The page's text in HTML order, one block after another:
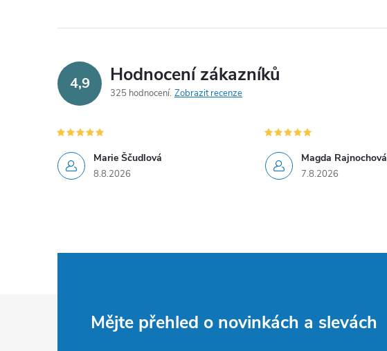
4,9 Hodnocení zákazníků
325 hodnocení Zobrazit recenze
Marie Ščudlová
8.8.2026
Magda Rajnochová
7.8.2026
Mějte přehled o novinkách a slevách